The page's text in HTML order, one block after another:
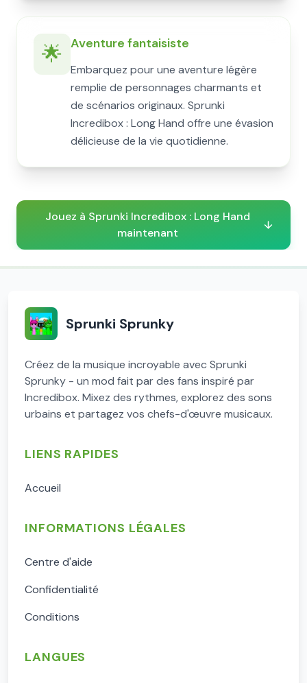
🌟 Aventure fantaisiste
Embarquez pour une aventure légère
remplie de personnages charmants et
de scénarios originaux. Sprunki
Incredibox : Long Hand offre une évasion
délicieuse de la vie quotidienne.
Jouez à Sprunki Incredibox : Long Hand
maintenant
Sprunki Sprunky
Créez de la musique incroyable avec Sprunki
Sprunky - un mod fait par des fans inspiré par
Incredibox. Mixez des rythmes, explorez des sons
urbains et partagez vos chefs-d'œuvre musicaux.
LIENS RAPIDES
Accueil
INFORMATIONS LÉGALES
Centre d'aide
Confidentialité
Conditions
LANGUES